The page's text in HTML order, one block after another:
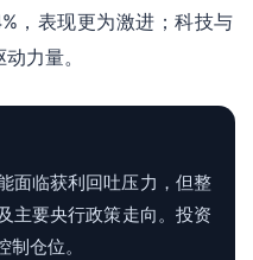
，表现更为激进；科技与
力量。
面临获利回吐压力，但整
主要央行政策走向。投资
仓位。